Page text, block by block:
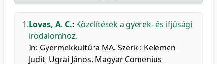
1.Lovas, A. C.: Közelítések a gyerek- és ifjúsági
irodalomhoz.
In: Gyermekkultúra MA. Szerk.: Kelemen
Judit; Ugrai János, Magyar Comenius